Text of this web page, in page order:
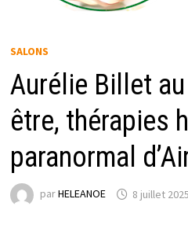
SALONS
Aurélie Billet
être, thérapies
paranormal
parHELEANOE 8 juillet 2025